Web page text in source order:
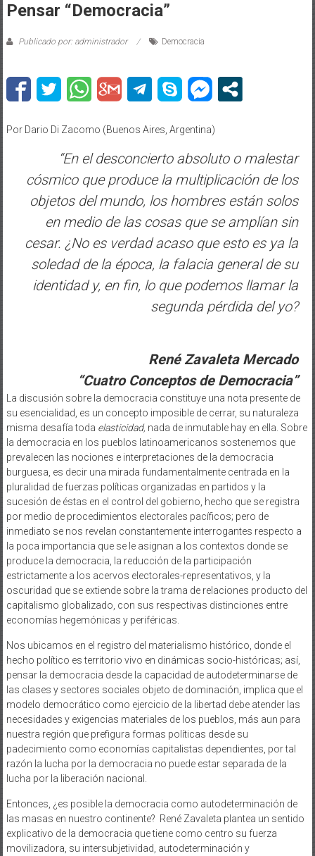
Pensar “Democracia”
Publicado por: administrador Democracia
Por Dario Di Zacomo (Buenos Aires, Argentina)
“En el desconcierto absoluto o malestar
cósmico que produce la multiplicación de los
objetos del mundo, los hombres están solos
en medio de las cosas que se amplían sin
cesar. ¿No es verdad acaso que esto es ya la
soledad de la época, la falacia general de su
identidad y, en fin, lo que podemos llamar la
segunda pérdida del yo?
René Zavaleta Mercado
“Cuatro Conceptos de Democracia”
La discusión sobre la democracia constituye una nota presente de
su esencialidad, es un concepto imposible de cerrar, su naturaleza
misma desafía toda elasticidad, nada de inmutable hay en ella. Sobre
la democracia en los pueblos latinoamericanos sostenemos que
prevalecen las nociones e interpretaciones de la democracia
burguesa, es decir una mirada fundamentalmente centrada en la
pluralidad de fuerzas políticas organizadas en partidos y la
sucesión de éstas en el control del gobierno, hecho que se registra
por medio de procedimientos electorales pacíficos; pero de
inmediato se nos revelan constantemente interrogantes respecto a
la poca importancia que se le asignan a los contextos donde se
produce la democracia, la reducción de la participación
estrictamente a los acervos electorales-representativos, y la
oscuridad que se extiende sobre la trama de relaciones producto del
capitalismo globalizado, con sus respectivas distinciones entre
economías hegemónicas y periféricas.
Nos ubicamos en el registro del materialismo histórico, donde el
hecho político es territorio vivo en dinámicas socio-históricas; así,
pensar la democracia desde la capacidad de autodeterminarse de
las clases y sectores sociales objeto de dominación, implica que el
modelo democrático como ejercicio de la libertad debe atender las
necesidades y exigencias materiales de los pueblos, más aun para
nuestra región que prefigura formas políticas desde su
padecimiento como economías capitalistas dependientes, por tal
razón la lucha por la democracia no puede estar separada de la
lucha por la liberación nacional.
Entonces, ¿es posible la democracia como autodeterminación de
las masas en nuestro continente? René Zavaleta plantea un sentido
explicativo de la democracia que tiene como centro su fuerza
movilizadora, su intersubjetividad, autodeterminación y